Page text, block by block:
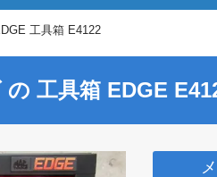
工具箱 E4122
の 工具箱 EDGE